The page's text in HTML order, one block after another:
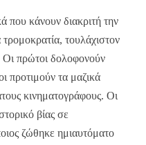
που κάνουν διακριτή την
τρομοκρατία, τουλάχιστον
Οι πρώτοι δολοφονούν
προτιμούν τα μαζικά
κινηματογράφους. Οι
βίας σε
ζώθηκε ημιαυτόματο